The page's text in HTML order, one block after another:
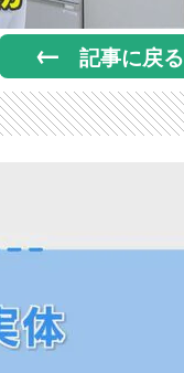
記事に戻る